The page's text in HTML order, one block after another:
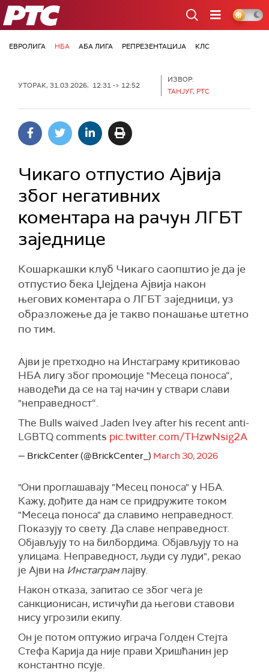
РТС
ЕВРОЛИГА НБА АБА ЛИГА РЕПРЕЗЕНТАЦИЈА КЛС
УТОРАК, 31.03.2026, 12:31 -> 12:52
ИЗВОР:
ТАНЈУГ, РТС
Чикаго отпустио Ајвија
због негативних
коментара на рачун ЛГБТ
заједнице
Кошаркашки клуб Чикаго саопштио је да је
отпустио бека Џејдена Ајвија након
његових коментара о ЛГБТ заједници, уз
образложење да је такво понашање штетно
по тим.
Ајви је претходно на Инстаграму критиковао
НБА лигу због промоције "Месеца поноса“,
наводећи да се на тај начин у ствари слави
"неправедност“.
The Bulls waived Jaden Ivey after his recent anti-
LGBTQ comments pic.twitter.com/THzwNsig2A
— BrickCenter (@BrickCenter_) March 30, 2026
"Они проглашавају "Месец поноса" у НБА.
Кажу, дођите да нам се придружите током
"Месеца поноса" да славимо неправедност.
Показују то свету. Да славе неправедност.
Објављују то на билбордима. Објављују то на
улицама. Неправедност, људи су луди", рекао
је Ајви на Инстаграмлајву.
Након отказа, запитао се због чега је
санкционисан, истичући да његови ставови
нису угрозили екипу.
Он је потом оптужио играча Голден Стејта
Стефа Карија да није прави Хришћанин јер
константно псује.